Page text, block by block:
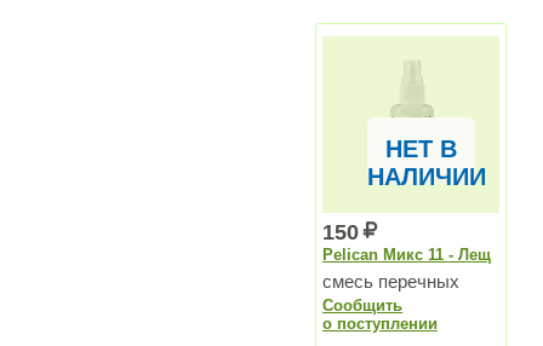
НЕТ В
НАЛИЧИИ
150
Pelican Микс 11 - Лещ
смесь перечных
запахов
Сообщить
о поступлении